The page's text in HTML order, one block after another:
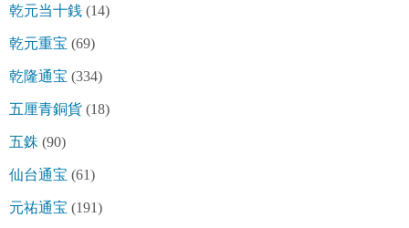
乾元当十銭 (14)
乾元重宝 (69)
乾隆通宝 (334)
五厘青銅貨 (18)
五銖 (90)
仙台通宝 (61)
元祐通宝 (191)